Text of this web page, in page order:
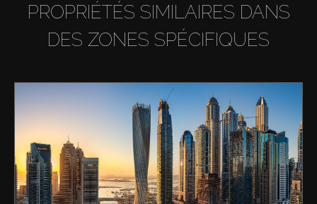
PROPRIÉTÉS SIMILAIRES DANS
DES ZONES SPÉCIFIQUES